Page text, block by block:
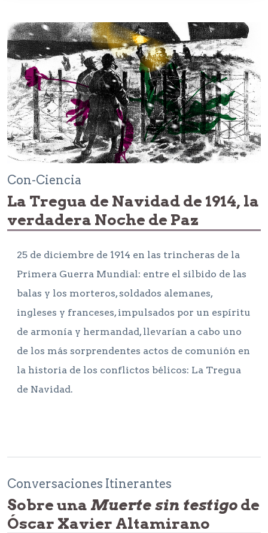
Con-Ciencia
La Tregua de Navidad de 1914, la
verdadera Noche de Paz
25 de diciembre de 1914 en las trincheras de la
Primera Guerra Mundial: entre el silbido de las
balas y los morteros, soldados alemanes,
ingleses y franceses, impulsados por un espíritu
de armonía y hermandad, llevarían a cabo uno
de los más sorprendentes actos de comunión en
la historia de los conflictos bélicos: La Tregua
de Navidad.
Conversaciones Itinerantes
Sobre una Muerte sin testigo de
Óscar Xavier Altamirano